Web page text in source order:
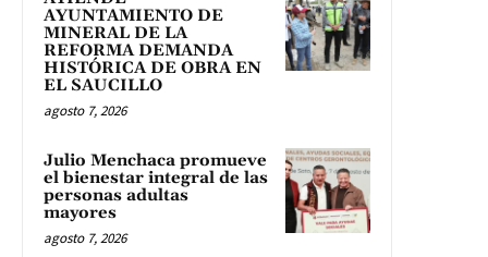
AYUNTAMIENTO DE
MINERAL DE LA
REFORMA DEMANDA
HISTÓRICA DE OBRA EN
EL SAUCILLO
agosto 7, 2026
Julio Menchaca promueve
el bienestar integral de las
personas adultas
mayores
agosto 7, 2026